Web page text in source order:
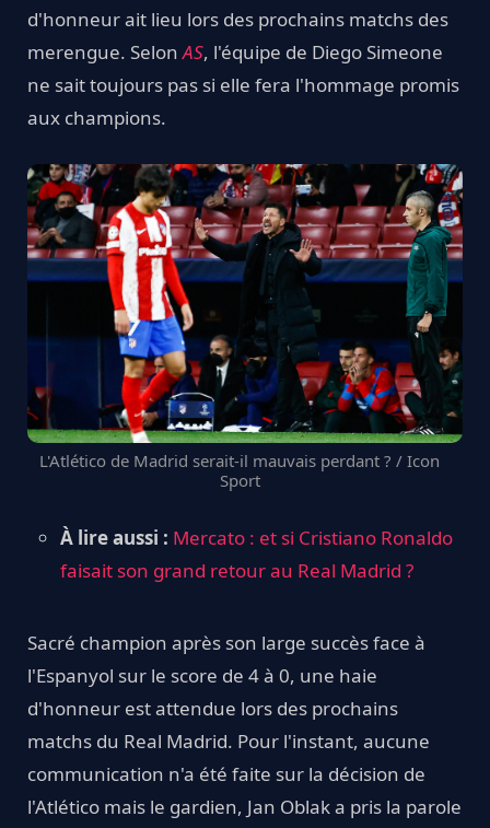
d'honneur ait lieu lors des prochains matchs des
merengue. SelonAS, l'équipe de Diego Simeone
ne sait toujours pas si elle fera l'hommage promis
aux champions.
L'Atlético de Madrid serait-il mauvais perdant ? / Icon
Sport
À lire aussi : Mercato : et si Cristiano Ronaldo
faisait son grand retour au Real Madrid ?
Sacré champion après son large succès face à
l'Espanyol sur le score de 4 à 0, une haie
d'honneur est attendue lors des prochains
matchs du Real Madrid. Pour l'instant, aucune
communication n'a été faite sur la décision de
l'Atlético mais le gardien, Jan Oblak a pris la parole